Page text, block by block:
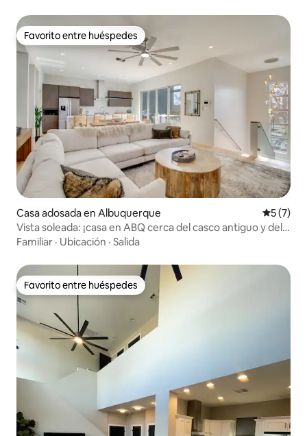
Favorito entre huéspedes
Favorito entre huéspedes
Casa adosada en Albuquerque
5 (7)
Vista soleada: ¡casa en ABQ cerca del casco antiguo y del
BioPark!
Familiar · Ubicación · Salida
Favorito entre huéspedes
Favorito entre huéspedes